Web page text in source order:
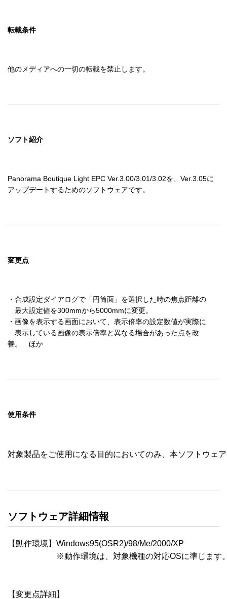
転載条件
他のメディアへの一切の転載を禁止します。
ソフト紹介
Panorama Boutique Light EPC Ver.3.00/3.01/3.02を、Ver.3.05に
アップデートするためのソフトウェアです。
変更点
・合成設定ダイアログで「円筒面」を選択した時の焦点距離の
最大設定値を300mmから5000mmに変更。
・画像を表示する画面において、表示倍率の設定数値が実際に
表示している画像の表示倍率と異なる場合があった点を改
善。　ほか
使用条件
対象製品をご使用になる目的においてのみ、本ソフトウェ
ソフトウェア詳細情報
【動作環境】Windows95(OSR2)/98/Me/2000/XP
※動作環境は、対象機種の対応OSに準じます
【変更点詳細】